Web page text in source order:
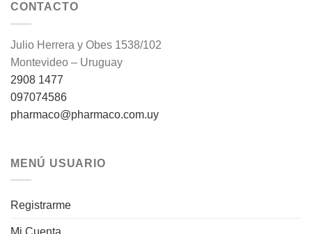
CONTACTO
Julio Herrera y Obes 1538/102
Montevideo – Uruguay
2908 1477
097074586
pharmaco@pharmaco.com.uy
MENÚ USUARIO
Registrarme
Mi Cuenta